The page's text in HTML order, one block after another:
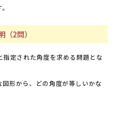
2問）
定された角度を求める問題とな
形から、どの角度が等しいかな